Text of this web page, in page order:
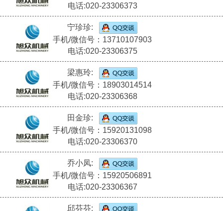
电话:020-23306373
宁珍珍:
手机/微信号：13710107903
电话:020-23306375
梁惠玲:
手机/微信号：18903014514
电话:020-23306368
田金珍:
手机/微信号：15920131098
电话:020-23306370
乔小凤:
手机/微信号：15920506891
电话:020-23306367
邱芬芬: